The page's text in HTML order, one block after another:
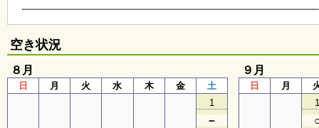
オ
ン
ラ
イ
ン
マ
空き状況
８月
日 月 火 水 木 金
土
1
－
９月
日 月